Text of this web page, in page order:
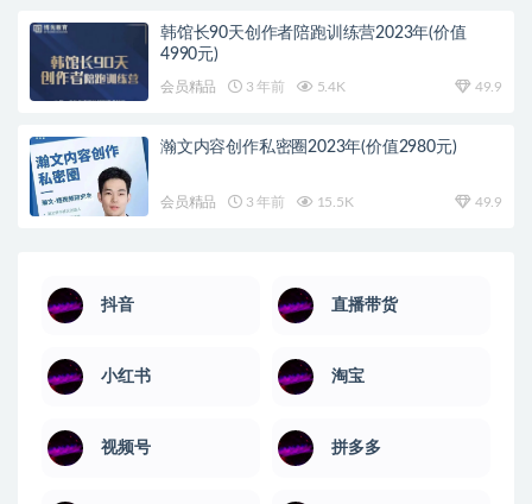
韩馆长90天创作者陪跑训练营2023年(价值
4990元)
会员精品 3 年前 5.4K 49.9
瀚文内容创作私密圈2023年(价值2980元)
会员精品 3 年前 15.5K 49.9
抖音 直播带货
小红书 淘宝
视频号 拼多多